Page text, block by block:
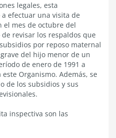
legales, esta
efectuar una visita de
el mes de octubre del
revisar los respaldos que
por reposo maternal
del hijo menor de un
de enero de 1991 a
Organismo. Además, se
de los subsidios y sus
inspectiva son las